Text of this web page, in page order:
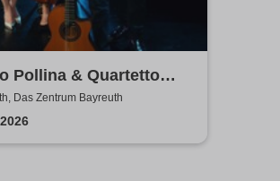
Pollina & Quartetto
Das Zentrum Bayreuth